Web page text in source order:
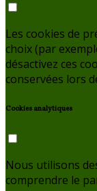
Les cookies de
choix (par
désactivez ces
conservées lors
Cookies analytiques
Nous utilisons
comprendre le